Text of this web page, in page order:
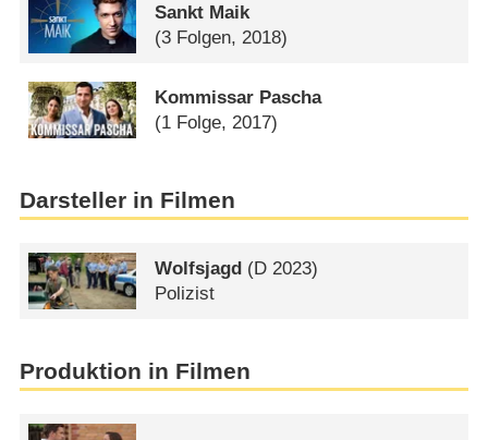
Sankt Maik
(3 Folgen, 2018)
Kommissar Pascha
(1 Folge, 2017)
Darsteller in Filmen
Wolfsjagd (D 2023)
Polizist
Produktion in Filmen